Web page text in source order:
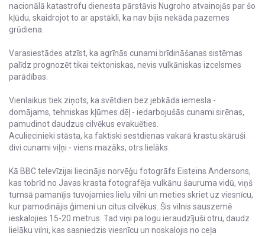
nacionālā katastrofu dienesta pārstāvis Nugroho atvainojās par šo
kļūdu, skaidrojot to ar apstākli, ka nav bijis nekāda pazemes
grūdiena.
Varasiestādes atzīst, ka agrīnās cunami brīdināšanas sistēmas
palīdz prognozēt tikai tektoniskas, nevis vulkāniskas izcelsmes
parādības.
Vienlaikus tiek ziņots, ka svētdien bez jebkāda iemesla -
domājams, tehniskas kļūmes dēļ - iedarbojušās cunami sirēnas,
pamudinot daudzus cilvēkus evakuēties.
Aculiecinieki stāsta, ka faktiski sestdienas vakarā krastu skāruši
divi cunami viļņi - viens mazāks, otrs lielāks.
Kā BBC televīzijai liecinājis norvēģu fotogrāfs Eisteins Andersons,
kas tobrīd no Javas krasta fotografēja vulkānu šauruma vidū, viņš
tumsā pamanījis tuvojamies lielu vilni un meties skriet uz viesnīcu,
kur pamodinājis ģimeni un citus cilvēkus. Šis vilnis sauszemē
ieskalojies 15-20 metrus. Tad viņi pa logu ieraudzījuši otru, daudz
lielāku vilni, kas sasniedzis viesnīcu un noskalojis no ceļa